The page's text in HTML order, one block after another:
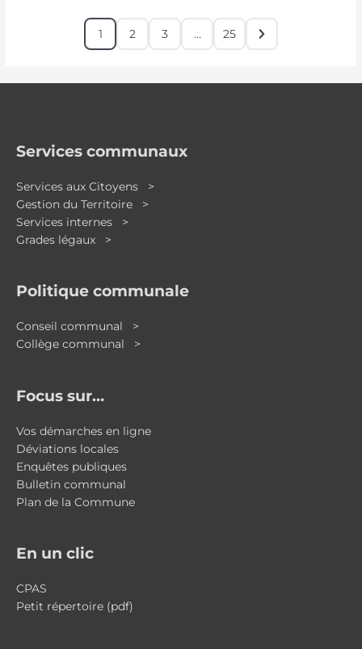
1 2 3 … 25
Services communaux
Services aux Citoyens >
Gestion du Territoire >
Services internes >
Grades légaux >
Politique communale
Conseil communal >
Collège communal >
Focus sur…
Vos démarches en ligne
Déviations locales
Enquêtes publiques
Bulletin communal
Plan de la Commune
En un clic
CPAS
Petit répertoire (pdf)